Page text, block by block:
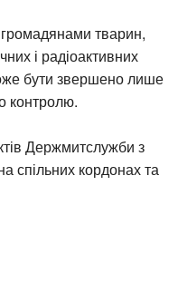
громадянами тварин,
і радіоактивних
бути звершено лише
контролю.
Держмитслужби з
спільних кордонах та